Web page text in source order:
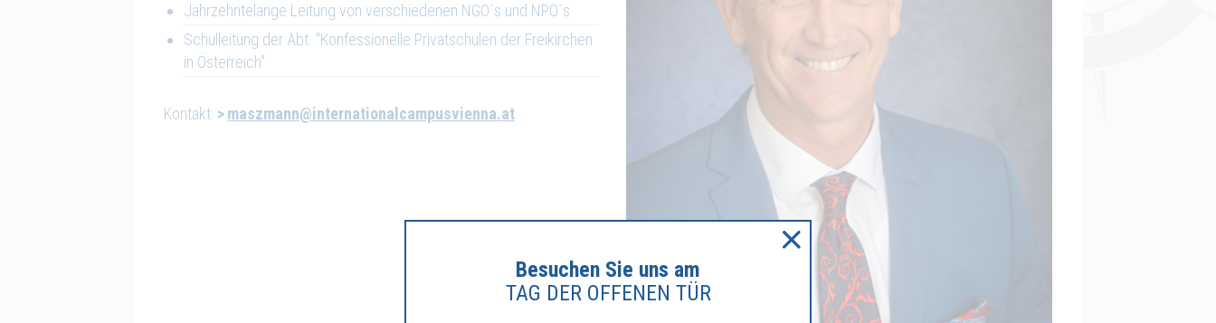
Jahrzehntelange Leitung von verschiedenen NGO´s und NPO´s
Schulleitung der Abt. "Konfessionelle Privatschulen der Freikirchen
in Österreich"
Kontakt: maszmann@internationalcampusvienna.at
Besuchen Sie uns am
TAG DER OFFENEN TÜR